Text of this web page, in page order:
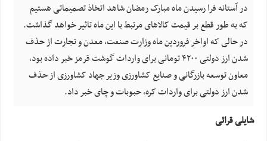
در آستانه فرا رسیدن ماه مبارک رمضان شاهد اتخاذ تصمیماتی هستیم
که به طور قطع بر قیمت کالاهای مرتبط با این ماه تاثیر خواهد گذاشت.
در حالی که اواخر فروردین ماه وزارت صنعت، معدن و تجارت از حذف
شدن ارز دولتی ۴۲۰۰ تومانی برای واردات گوشت قرمز خبر داده بود،
معاون توسعه بازرگانی و صنایع کشاورزی وزیر جهاد کشاورزی از حذف
شدن ارز دولتی برای واردات کره، حبوبات و چای خبر داد.
شایلی قرائی